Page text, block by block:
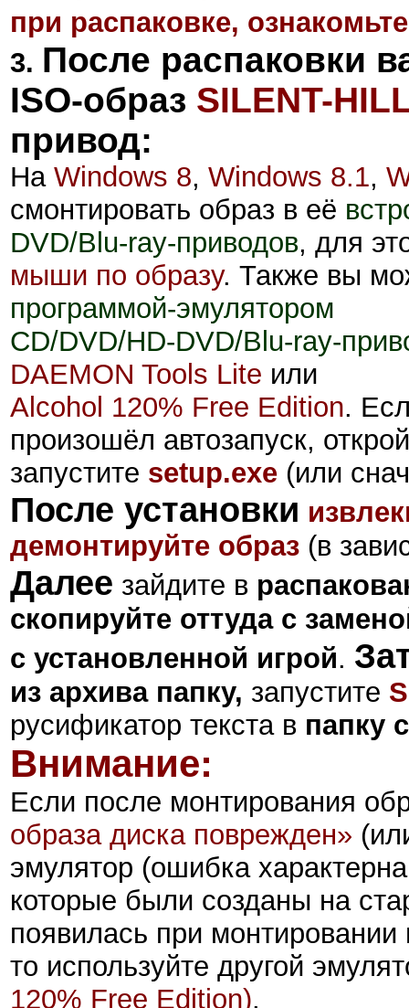
при распаковке,
3. После распаковки
ISO-образ SILENT-
привод:
На Windows 8, Windows 8.1,
смонтировать образ в её
DVD/Blu-ray-приводов, для
мыши по образу. Также вы
программой-эмулятором
CD/DVD/HD-DVD/Blu-ray-
DAEMON Tools Lite или
Alcohol 120% Free Edition.
произошёл автозапуск,
запустите setup.exe (или
После установки
демонтируйте образ (в
Далее зайдите в
скопируйте оттуда с
с установленной игрой.
из архива папку, запустите
русификатор текста в папку
Внимание:
Если после монтирования
образа диска поврежден»
эмулятор (ошибка
которые были созданы на
появилась при
то используйте другой
120% Free Edition).